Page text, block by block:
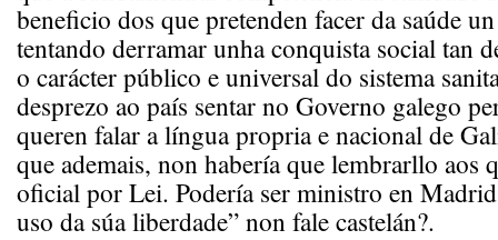
beneficio dos que pretenden facer da saúde
tentando derramar unha conquista social tan
o carácter público e universal do sistema
desprezo ao país sentar no Governo galego
queren falar a língua propria e nacional de
que ademais, non habería que lembrarllo aos
oficial por Lei. Podería ser ministro en
uso da súa liberdade” non fale castelán?.